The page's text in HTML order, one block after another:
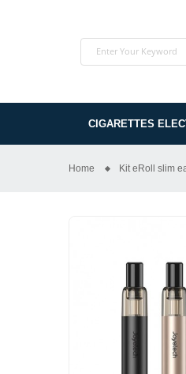
CIGARETTES
Home Kit eRoll slim